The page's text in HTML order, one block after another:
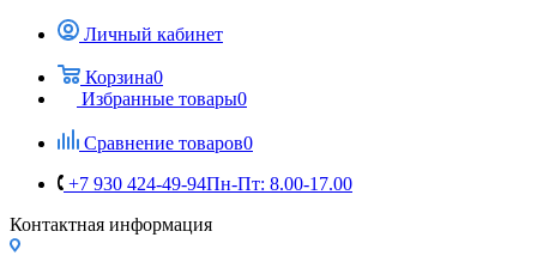
Личный кабинет
Корзина0
Избранные товары0
Сравнение товаров0
+7 930 424-49-94Пн-Пт: 8.00-17.00
Контактная информация